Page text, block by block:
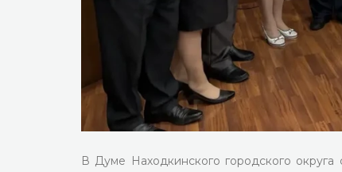
В Думе Находкинского городского